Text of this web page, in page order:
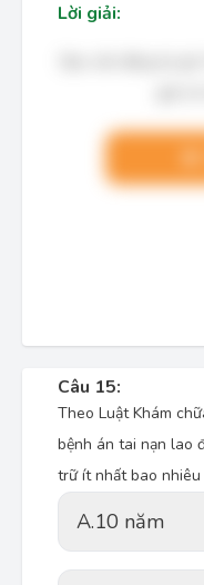
Lời giải:
Câu 15:
Theo Luật Khám
bệnh án tai nạn lao
trữ ít nhất bao nhiêu
A.10 năm